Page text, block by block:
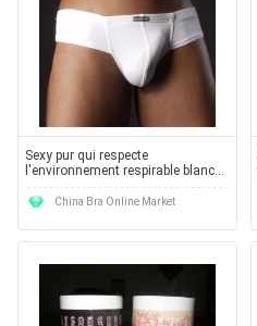
Sexy pur qui respecte
l'environnement respirable blanc
de Spandex/coton équipe la
lanière de sous-vêtements pour la
China Bra Online Market